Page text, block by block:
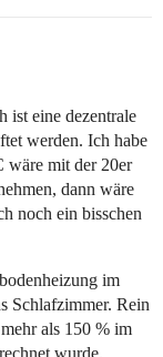
ist eine dezentrale
werden. Ich habe
wäre mit der 20er
dann wäre
noch ein bisschen
im
Schlafzimmer. Rein
als 150 % im